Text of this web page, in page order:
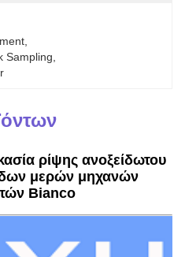
Sampling
ρίψης ανοξείδωτου
μερών μηχανών
Bianco